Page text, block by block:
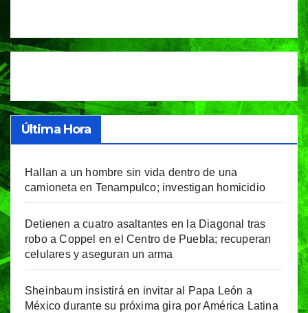
Última Hora
Hallan a un hombre sin vida dentro de una
camioneta en Tenampulco; investigan homicidio
Detienen a cuatro asaltantes en la Diagonal tras
robo a Coppel en el Centro de Puebla; recuperan
celulares y aseguran un arma
Sheinbaum insistirá en invitar al Papa León a
México durante su próxima gira por América Latina